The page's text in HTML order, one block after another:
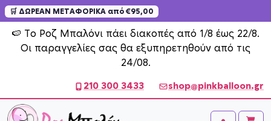
🛒 ΔΩΡΕΑΝ ΜΕΤΑΦΟΡΙΚΑ από €95,00
🍉 Το Ροζ Μπαλόνι πάει διακοπές από 1/8 έως 22/8.
Οι παραγγελίες σας θα εξυπηρετηθούν από τις
24/08.
Skip to content
210 300 3433 shop@pinkballoon.gr